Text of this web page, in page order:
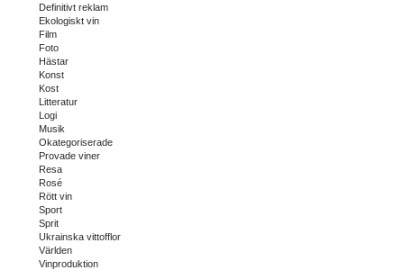
Definitivt reklam
Ekologiskt vin
Film
Foto
Hästar
Konst
Kost
Litteratur
Logi
Musik
Okategoriserade
Provade viner
Resa
Rosé
Rött vin
Sport
Sprit
Ukrainska vittofflor
Världen
Vinproduktion